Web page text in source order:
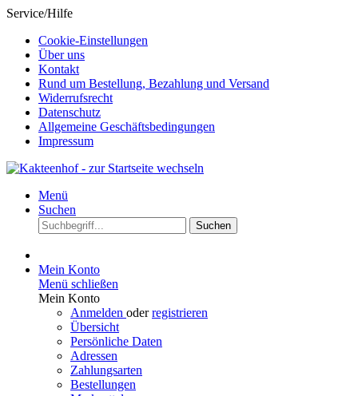
Service/Hilfe
Cookie-Einstellungen
Über uns
Kontakt
Rund um Bestellung, Bezahlung und Versand
Widerrufsrecht
Datenschutz
Allgemeine Geschäftsbedingungen
Impressum
Menü
Suchen
Suchen
Mein Konto
Menü schließen
Mein Konto
Anmelden oderregistrieren
Übersicht
Persönliche Daten
Adressen
Zahlungsarten
Bestellungen